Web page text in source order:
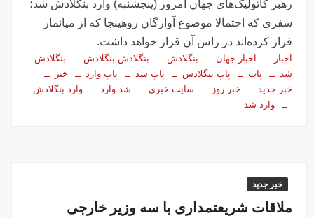
رهبر کاتولیک‌های جهان امروز (پنجشنبه) وارد بنگلادش شد؛
سفری که احتمالا موضوع آوارگان روهینجا که از میانمار
فرار کرده‌اند در راس آن قرار خواهد داشت.
اخبار اخبار جهان بنگلادش بنگلادش بنگلادش
بنگلادش
شد
پاپ پاپ بنگلادش پاپ شد پاپ وارد
خبر
خبر جدید
خبر روز سایت خبری شد وارد
وارد بنگلادش
وارد شد
خبر جدید
ملاقات شریعتمداری با سه وزیر خارجی